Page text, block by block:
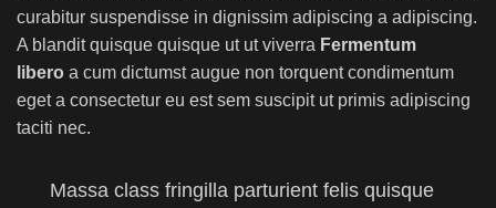
curabitur suspendisse in dignissim adipiscing a adipiscing.
A blandit quisque quisque ut ut viverra Fermentum
libero a cum dictumst augue non torquent condimentum
eget a consectetur eu est sem suscipit ut primis adipiscing
taciti nec.
Massa class fringilla parturient felis quisque